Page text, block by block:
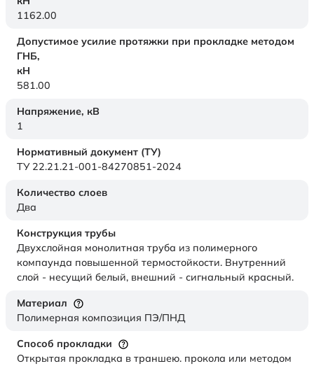
1162.00
Допустимое усилие протяжки при прокладке методом
ГНБ,
кН
581.00
Напряжение, кВ
1
Нормативный документ (ТУ)
ТУ 22.21.21-001-84270851-2024
Количество слоев
Два
Конструкция трубы
Двухслойная монолитная труба из полимерного
компаунда повышенной термостойкости. Внутренний
слой - несущий белый, внешний - сигнальный красный.
Материал
Полимерная композиция ПЭ/ПНД
Способ прокладки
Открытая прокладка в траншею. прокола или методом